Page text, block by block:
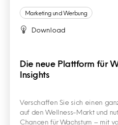
Marketing und Werbung
Download
Die neue Plattform für
Insights
Verschaffen Sie sich einen
auf den Wellness-Markt und
Chancen für Wachstum – mit